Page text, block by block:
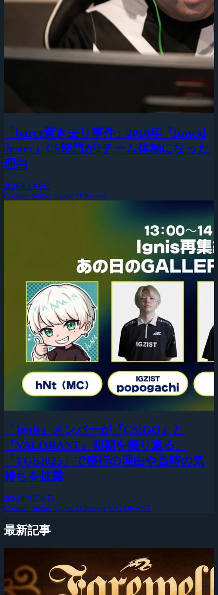
「barce置き去り事件」2016年『Rascal
Jester』CS部門が2チーム体制になった
理由
2026年1月9日
Counter-Strike: Global Offensive
「Ignis」メンバーが『CS:GO』と
『VALORANT』初期を振り返る、
「TGS2025」で移行の理由や当時の気
持ちを披露
2025年9月26日
Counter-Strike: Global Offensive VALORANT
最新記事